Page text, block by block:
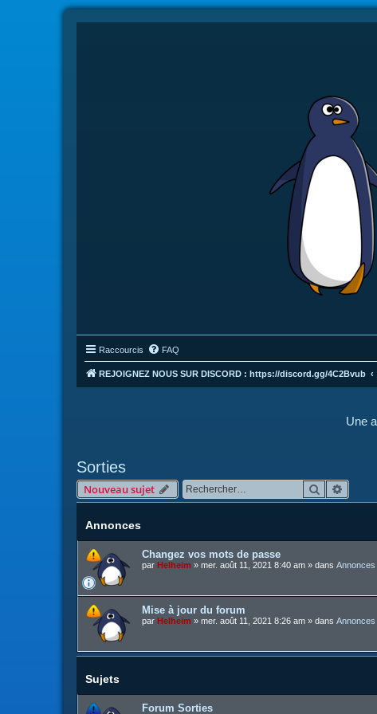
Raccourcis FAQ
REJOIGNEZ NOUS SUR DISCORD : https://discord.gg/4C2Bvub
Une
Sorties
Nouveau sujet Rechercher
Annonces
Changez vos mots de passe
par Helheim » mer. août 11, 2021 8:40 am » dans Annonces
Mise à jour du forum
par Helheim » mer. août 11, 2021 8:26 am » dans Annonces
Sujets
Forum Sorties